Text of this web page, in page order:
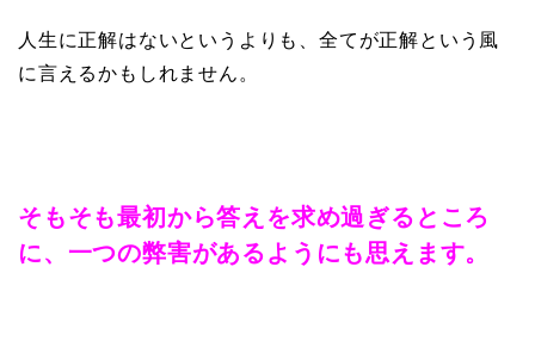
人生に正解はないというよりも、全てが正解という風
に言えるかもしれません。
そもそも最初から答えを求め過ぎるところ
に、一つの弊害があるようにも思えます。